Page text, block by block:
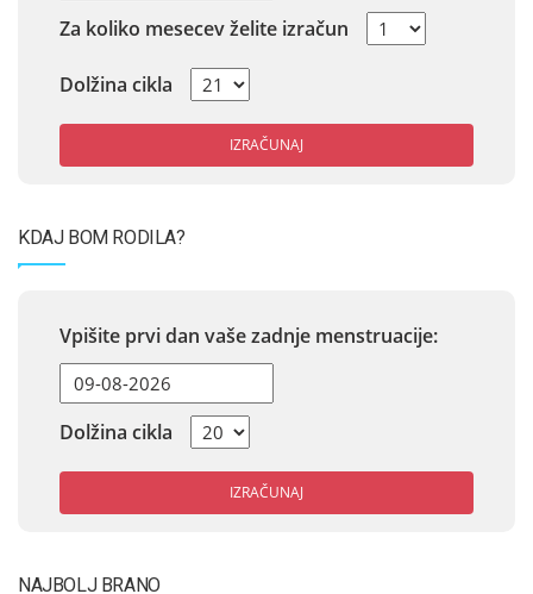
Za koliko mesecev želite izračun
Dolžina cikla
IZRAČUNAJ
KDAJ BOM RODILA?
Vpišite prvi dan vaše zadnje menstruacije:
Dolžina cikla
IZRAČUNAJ
NAJBOLJ BRANO